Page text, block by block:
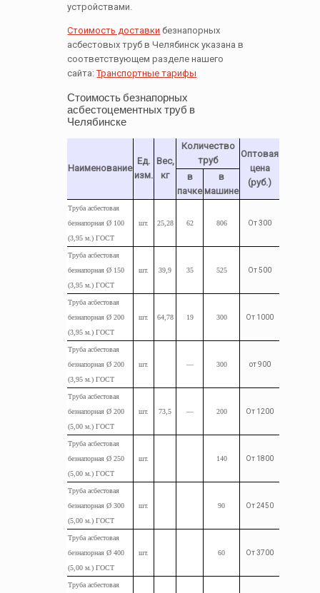
устройствами.
Стоимость доставки безнапорных
асбестовых труб в Челябинск указана в
соответствующем разделе нашего
сайта:Транспортные тарифы
Стоимость безнапорных
асбестоцементных труб в
Челябинске
Наименование
Ед.
изм.
Вес,
кг
Количество
труб
Оптовая
цена
(руб.)
в
пачке
в
машине
Труба асбестовая
безнапорная Ø 100
(3,95 м.) ГОСТ
шт. 25,28 62 806 От 300
Трубаасбестовая
безнапорная Ø 150
(3,95м.) ГОСТ
шт. 39,9 35 525 От 500
Трубаасбестовая
безнапорная Ø 200
(3,95м.) ГОСТ
шт. 64,78 19 300 От 1000
Трубаасбестовая
безнапорная Ø 200
(3,95м.) ГОСТ
шт. — 300 от 900
Трубаасбестовая
безнапорная Ø 200
(5,00м.) ГОСТ
шт. 73,5 — 200 От 1200
Трубаасбестовая
безнапорная Ø 250
(5,00м.) ГОСТ
шт. 140 От 1800
Трубаасбестовая
безнапорная Ø 300
(5,00м.) ГОСТ
шт. 90 От 2450
Трубаасбестовая
безнапорная Ø 400
(5,00м.) ГОСТ
шт. 60 От 3700
Трубаасбестовая